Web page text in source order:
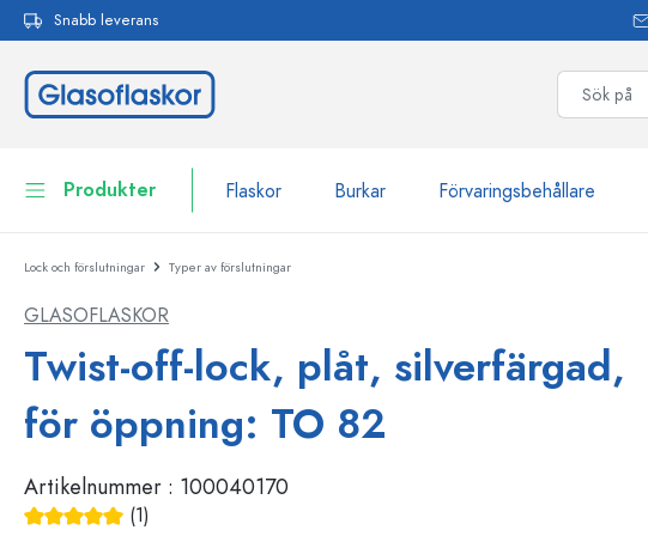
Hoppa till huvudnavigering
Snabb leverans
Produkter Flaskor Burkar Förvaringsbehållare
Flaskor
Förvaringsbehållare
Porslin
Behållare för kosmetika
Flaskor efter märke
WECK-flaskor
Lock och förslutningar Typer av förslutningar
GLASOFLASKOR
Twist-off-lock, plåt, silverfärgad,
för öppning: TO 82
Artikelnummer : 100040170
(1)